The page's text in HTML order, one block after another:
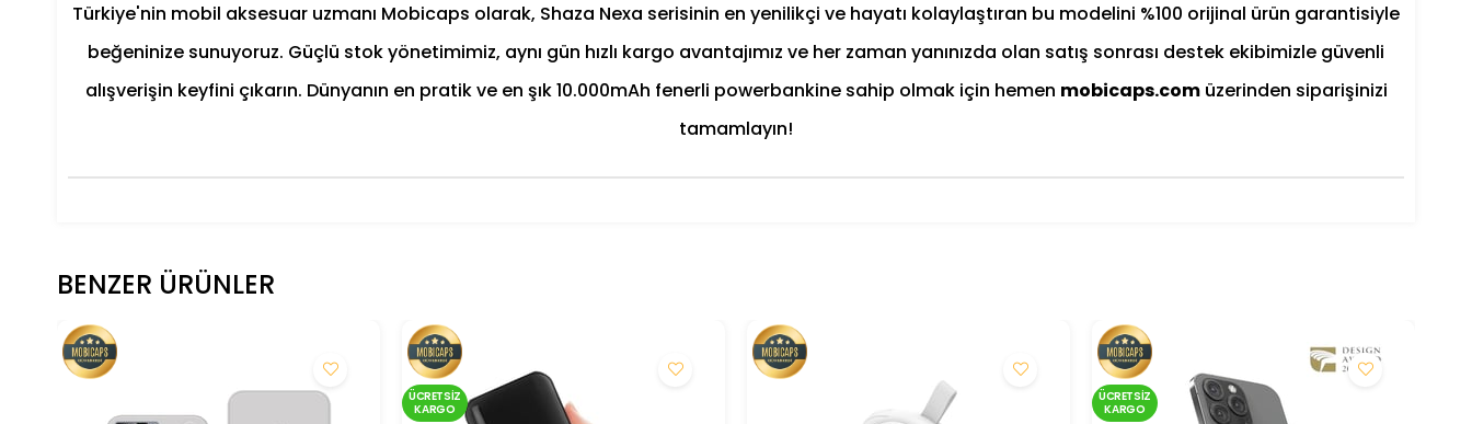
Türkiye'nin mobil aksesuar uzmanı Mobicaps olarak, Shaza Nexa serisinin en yenilikçi ve hayatı kolaylaştıran bu modelini %100 orijinal ürün garantisiyle
beğeninize sunuyoruz. Güçlü stok yönetimimiz, aynı gün hızlı kargo avantajımız ve her zaman yanınızda olan satış sonrası destek ekibimizle güvenli
alışverişin keyfini çıkarın. Dünyanın en pratik ve en şık 10.000mAh fenerli powerbankine sahip olmak için hemen mobicaps.comüzerinden siparişinizi
tamamlayın!
BENZER ÜRÜNLER
ÜCRETSIZ
KARGO
ÜCRETSIZ
KARGO